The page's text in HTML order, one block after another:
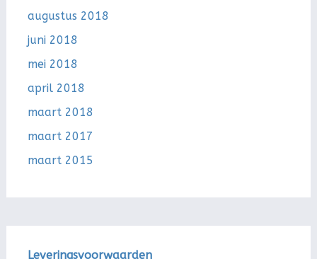
augustus 2018
juni 2018
mei 2018
april 2018
maart 2018
maart 2017
maart 2015
Leveringsvoorwaarden